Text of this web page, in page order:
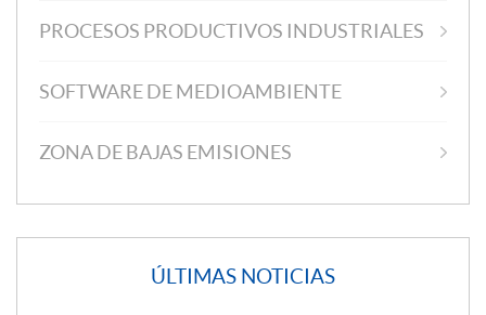
PROCESOS PRODUCTIVOS INDUSTRIALES
SOFTWARE DE MEDIOAMBIENTE
ZONA DE BAJAS EMISIONES
ÚLTIMAS NOTICIAS